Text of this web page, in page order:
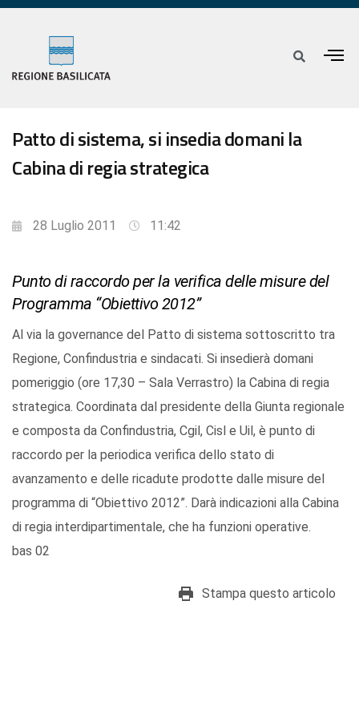
Patto di sistema, si insedia domani la
Cabina di regia strategica
28 Luglio 2011 11:42
Punto di raccordo per la verifica delle misure del
Programma “Obiettivo 2012”
Al via la governance del Patto di sistema sottoscritto tra
Regione, Confindustria e sindacati. Si insedierà domani
pomeriggio (ore 17,30 – Sala Verrastro) la Cabina di regia
strategica. Coordinata dal presidente della Giunta regionale
e composta da Confindustria, Cgil, Cisl e Uil, è punto di
raccordo per la periodica verifica dello stato di
avanzamento e delle ricadute prodotte dalle misure del
programma di “Obiettivo 2012”. Darà indicazioni alla Cabina
di regia interdipartimentale, che ha funzioni operative.
bas 02
Stampa questo articolo